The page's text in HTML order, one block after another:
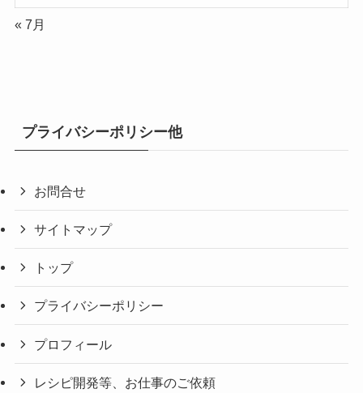
« 7月
プライバシーポリシー他
お問合せ
サイトマップ
トップ
プライバシーポリシー
プロフィール
レシピ開発等、お仕事のご依頼